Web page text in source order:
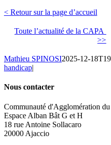
< Retour sur la page d’accueil
Toute l’actualité de la CAPA
>>
Mathieu SPINOSI2025-12-
handicap|
Nous contacter
Communauté d'Agglomération
Espace Alban Bât G et H
18 rue Antoine Sollacaro
20000 Ajaccio